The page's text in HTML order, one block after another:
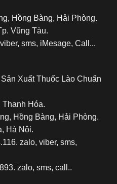
Hồng Bàng, Hải Phòng.
Vũng Tàu.
sms, iMesage, Call...
Xuất Thuốc Lào Chuẩn
Thanh Hóa.
Hồng Bàng, Hải Phòng.
Hà Nội.
zalo, viber, sms,
zalo, sms, call..